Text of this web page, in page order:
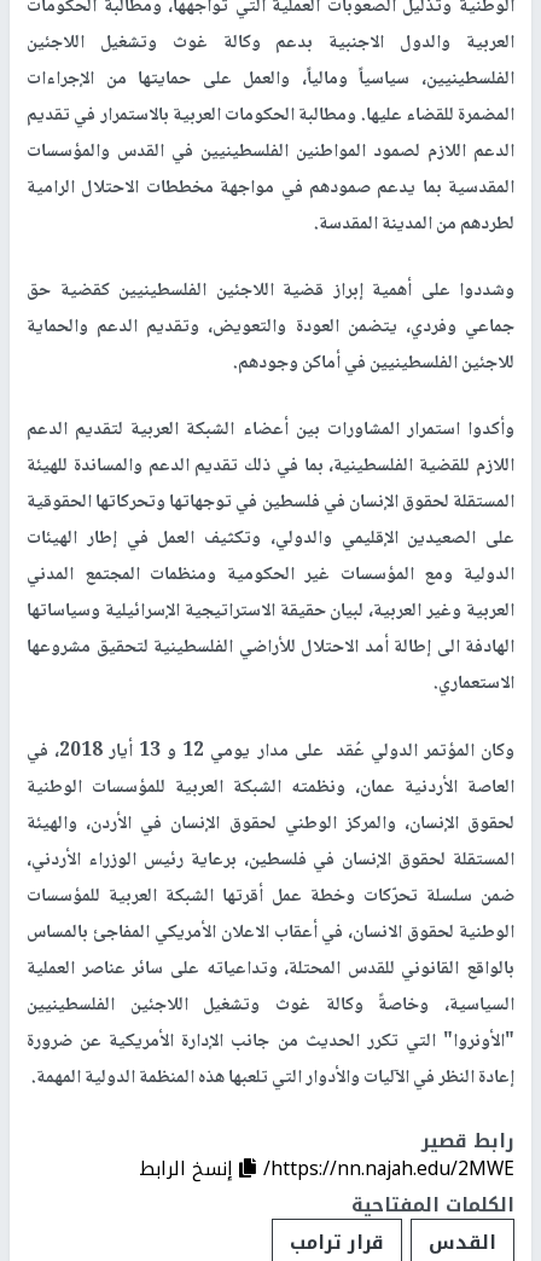
الوطنية وتذليل الصعوبات العملية التي تواجهها، ومطالبة الحكومات
العربية والدول الاجنبية بدعم وكالة غوث وتشغيل اللاجئين
الفلسطينيين، سياسياً ومالياً، والعمل على حمايتها من الإجراءات
المضمرة للقضاء عليها. ومطالبة الحكومات العربية بالاستمرار في تقديم
الدعم اللازم لصمود المواطنين الفلسطينيين في القدس والمؤسسات
المقدسية بما يدعم صمودهم في مواجهة مخططات الاحتلال الرامية
لطردهم من المدينة المقدسة.
وشددوا على أهمية إبراز قضية اللاجئين الفلسطينيين كقضية حق
جماعي وفردي، يتضمن العودة والتعويض، وتقديم الدعم والحماية
للاجئين الفلسطينيين في أماكن وجودهم.
وأكدوا استمرار المشاورات بين أعضاء الشبكة العربية لتقديم الدعم
اللازم للقضية الفلسطينية، بما في ذلك تقديم الدعم والمساندة للهيئة
المستقلة لحقوق الإنسان في فلسطين في توجهاتها وتحركاتها الحقوقية
على الصعيدين الإقليمي والدولي، وتكثيف العمل في إطار الهيئات
الدولية ومع المؤسسات غير الحكومية ومنظمات المجتمع المدني
العربية وغير العربية، لبيان حقيقة الاستراتيجية الإسرائيلية وسياساتها
الهادفة الى إطالة أمد الاحتلال للأراضي الفلسطينية لتحقيق مشروعها
الاستعماري.
وكان المؤتمر الدولي عُقد على مدار يومي 12 و 13 أيار 2018، في
العاصة الأردنية عمان، ونظمته الشبكة العربية للمؤسسات الوطنية
لحقوق الإنسان، والمركز الوطني لحقوق الإنسان في الأردن، والهيئة
المستقلة لحقوق الإنسان في فلسطين، برعاية رئيس الوزراء الأردني،
ضمن سلسلة تحرّكات وخطة عمل أقرتها الشبكة العربية للمؤسسات
الوطنية لحقوق الانسان، في أعقاب الاعلان الأمريكي المفاجئ بالمساس
بالواقع القانوني للقدس المحتلة، وتداعياته على سائر عناصر العملية
السياسية، وخاصةً وكالة غوث وتشغيل اللاجئين الفلسطينيين
"الأونروا" التي تكرر الحديث من جانب الإدارة الأمريكية عن ضرورة
إعادة النظر في الآليات والأدوار التي تلعبها هذه المنظمة الدولية المهمة.
رابط قصير
https://nn.najah.edu/2MWE/
إنسخ الرابط
الكلمات المفتاحية
القدس
قرار ترامب